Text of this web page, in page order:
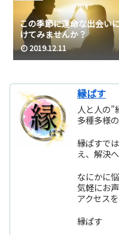
この季節に運命な出会い
けてみませんか？
2019.12.11
縁ぱす
人と人の”
多種多様
縁ぱすで
え、解決
なにかに
気軽にお
アクセス
縁ぱす